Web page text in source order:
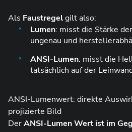
Als Faustregelgilt also:
Lumen: misst die Stärke
ungenau und
ANSI-Lumen: misst die
tatsächlich auf der
ANSI-Lumenwert: direkte
projizierte Bild
DerANSI-Lumen Wert ist im